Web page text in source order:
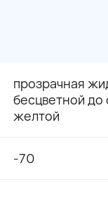
прозрачная
бесцветной до
желтой
-70